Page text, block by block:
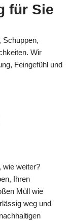
für Sie
Schuppen,
Wir
Feingefühl und
wie weiter?
Ihren
Müll wie
weg und